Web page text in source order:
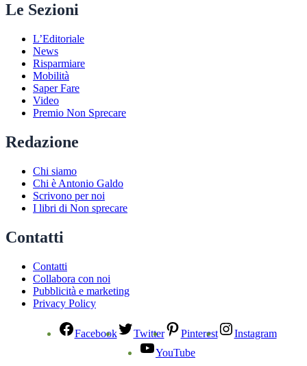
Le Sezioni
L’Editoriale
News
Risparmiare
Mobilità
Saper Fare
Video
Premio Non Sprecare
Redazione
Chi siamo
Chi è Antonio Galdo
Scrivono per noi
I libri di Non sprecare
Contatti
Contatti
Collabora con noi
Pubblicità e marketing
Privacy Policy
Facebook Twitter Pinterest
Instagram
YouTube